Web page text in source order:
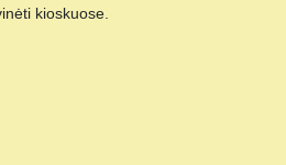
kioskuose.